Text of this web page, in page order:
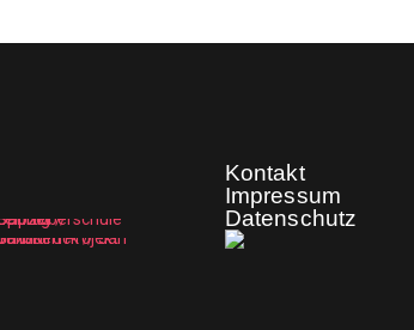
Kontakt
Impressum
Datenschutz